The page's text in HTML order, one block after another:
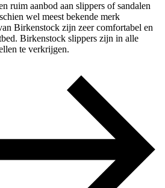
ruim aanbod aan slippers of sandalen
wel meest bekende merk
Birkenstock zijn zeer comfortabel en
Birkenstock slippers zijn in alle
te verkrijgen.